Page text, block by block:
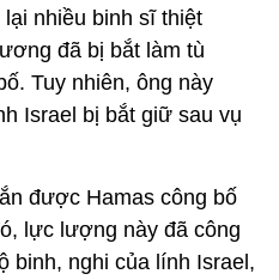
nhiều binh sĩ thiệt
đã bị bắt làm tù
Tuy nhiên, ông này
Israel bị bắt giữ sau vụ
được Hamas công bố
lực lượng này đã công
binh, nghi của lính Israel,